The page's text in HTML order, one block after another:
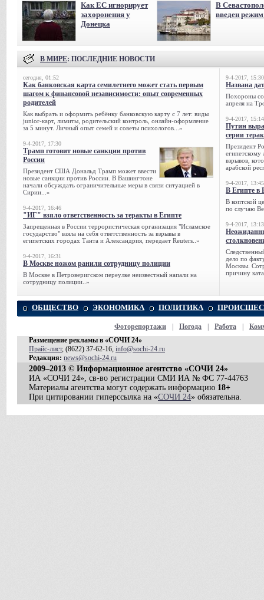
Как ЕС игнорирует
захоронения у
Донецка
В
введен
В МИРЕ: ПОСЛЕДНИЕ НОВОСТИ
сегодня, 01:52
Как банковская карта семилетнего может стать первым
шагом к финансовой независимости: опыт современных
родителей
Как выбрать и оформить ребёнку банковскую карту с 7 лет: виды
junior-карт, лимиты, родительский контроль, онлайн-оформление
за 5 минут. Личный опыт семей и советы психологов...»
9-4-2017, 17:30
Трамп готовит новые санкции против
России
Президент США Дональд Трамп может ввести
новые санкции против России. В Вашингтоне
начали обсуждать ограничительные меры в связи ситуацией в
Сирии...»
9-4-2017, 16:46
"ИГ" взяло ответственность за теракты в Египте
Запрещенная в России террористическая организация "Исламское
государство" взяла на себя ответственность за взрывы в
египетских городах Танта и Александрия, передает Reuters..»
9-4-2017, 16:31
В Москве ножом ранили сотрудницу полиции
В Москве в Петроверигском переулке неизвестный напали на
сотрудницу полиции..»
9-4-2017, 15:30
Названа
Похороны
апреля на
9-4-2017, 15:14
Путин
серии
Президент
египетскому
взрывов,
арабской
9-4-2017, 13:45
В Египте в
В коптской
по случаю
9-4-2017, 13:13
дело по
Москвы.
причину
ОБЩЕСТВО ЭКОНОМИКА ПОЛИТИКА
Фоторепортажи Погода Работа
Размещение рекламы в «СОЧИ 24»
Прайс-лист, (8622) 37-62-16, info@sochi-24.ru
Редакция: news@sochi-24.ru
2009–2013 © Информационное агентство «СОЧИ 24»
ИА «СОЧИ 24», св-во регистрации СМИ ИА № ФС 77-44763
Материалы агентства могут содержать информацию 18+
При цитировании гиперссылка на «СОЧИ 24» обязательна.